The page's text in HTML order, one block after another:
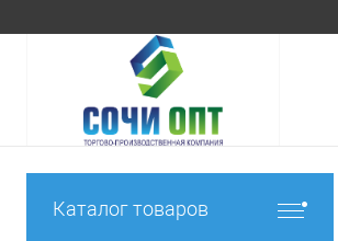
Каталог товаров